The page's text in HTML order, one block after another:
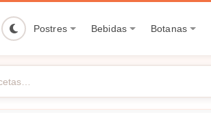
Postres Bebidas Botanas